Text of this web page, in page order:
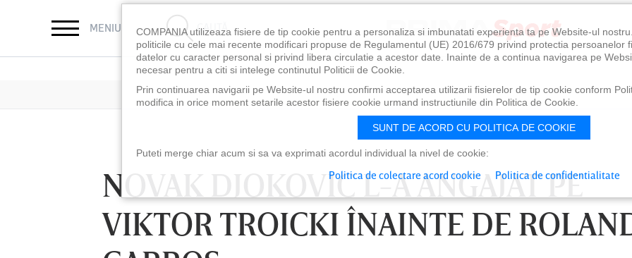
MENIU CAUTĂ
NOVAK DJOKOVIC L-A ANGAJAT PE
VIKTOR TROICKI ÎNAINTE DE
COMPANIA utilizeaza fisiere de tip cookie pentru a personaliza si imbunatati experienta ta pe Website-ul
politicile cu cele mai recente modificari propuse de Regulamentul (UE) 2016/679 privind protectia persoanelor
datelor cu caracter personal si privind libera circulatie a acestor date. Inainte de a continua navigarea pe
necesar pentru a citi si intelege continutul Politicii de Cookie.
Prin continuarea navigarii pe Website-ul nostru confirmi acceptarea utilizarii fisierelor de tip cookie conform
modifica in orice moment setarile acestor fisiere cookie urmand instructiunile din Politica de Cookie.
SUNT DE ACORD CU POLITICA DE COOKIE
Puteti merge chiar acum si sa va exprimati acordul individual la nivel de cookie:
Politica de colectare acord cookie Politica de confidentialitate